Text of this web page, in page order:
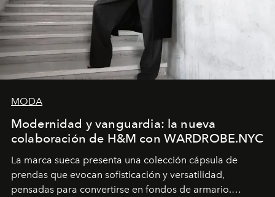
MODA
Modernidad y vanguardia: la nueva
colaboración de H&M con WARDROBE.NYC
La marca sueca presenta una colección cápsula de
prendas que evocan sofisticación y versatilidad,
pensadas para convertirse en fondos de armario.